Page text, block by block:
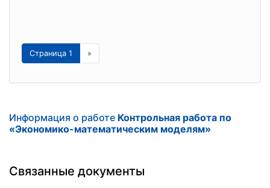
Страница 1 »
Информация о работе Контрольная работа по
«Экономико-математическим моделям»
Связанные документы